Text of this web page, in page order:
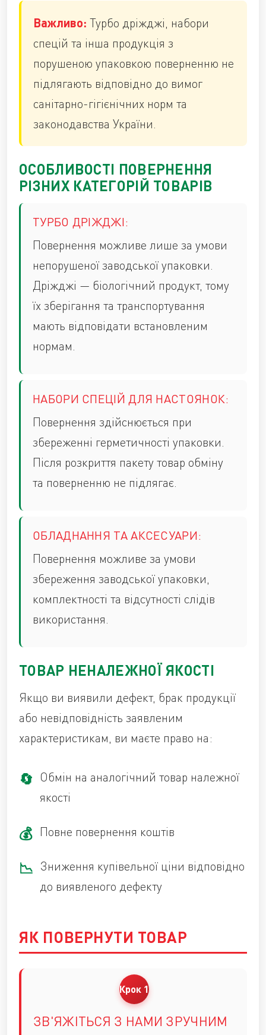
Важливо: Турбо дріжджі, набори
спецій та інша продукція з
порушеною упаковкою поверненню не
підлягають відповідно до вимог
санітарно-гігієнічних норм та
законодавства України.
ОСОБЛИВОСТІ ПОВЕРНЕННЯ
РІЗНИХ КАТЕГОРІЙ ТОВАРІВ
ТУРБО ДРІЖДЖІ:
Повернення можливе лише за умови
непорушеної заводської упаковки.
Дріжджі — біологічний продукт, тому
їх зберігання та транспортування
мають відповідати встановленим
нормам.
НАБОРИ СПЕЦІЙ ДЛЯ НАСТОЯНОК:
Повернення здійснюється при
збереженні герметичності упаковки.
Після розкриття пакету товар обміну
та поверненню не підлягає.
ОБЛАДНАННЯ ТА АКСЕСУАРИ:
Повернення можливе за умови
збереження заводської упаковки,
комплектності та відсутності слідів
використання.
ТОВАР НЕНАЛЕЖНОЇ ЯКОСТІ
Якщо ви виявили дефект, брак продукції
або невідповідність заявленим
характеристикам, ви маєте право на:
Обмін на аналогічний товар належної
якості
Повне повернення коштів
Зниження купівельної ціни відповідно
до виявленого дефекту
ЯК ПОВЕРНУТИ ТОВАР
ЗВ'ЯЖІТЬСЯ З НАМИ ЗРУЧНИМ